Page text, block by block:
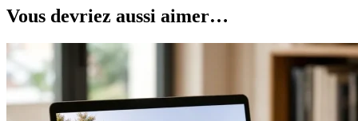
Vous devriez aussi aimer…